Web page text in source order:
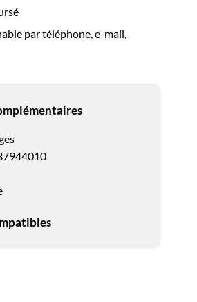
par téléphone, e-mail,